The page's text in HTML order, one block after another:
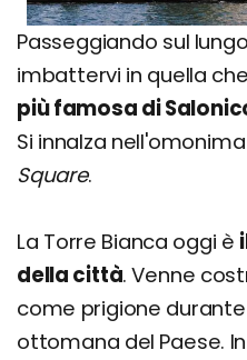
Passeggiando sul
imbattervi in quella
più famosa di
Si innalza
Square.
La Torre Bianca oggi è
della città. Venne
come prigione
ottomana del Paese.